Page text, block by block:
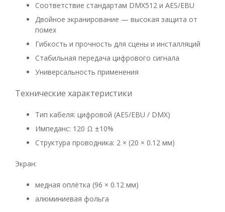
Соответствие стандартам DMX512 и AES/EBU
Двойное экранирование — высокая защита от
помех
Гибкость и прочность для сцены и инсталляций
Стабильная передача цифрового сигнала
Универсальность применения
Технические характеристики
Тип кабеля: цифровой (AES/EBU / DMX)
Импеданс: 120 Ω ±10%
Структура проводника: 2 × (20 × 0.12 мм)
Экран:
медная оплётка (96 × 0.12 мм)
алюминиевая фольга